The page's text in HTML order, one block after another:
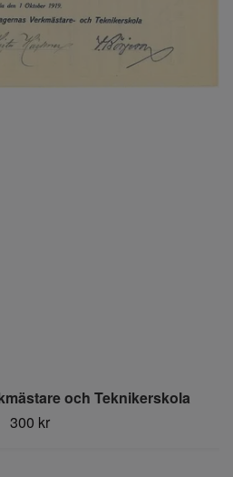
och Teknikerskola
300 kr